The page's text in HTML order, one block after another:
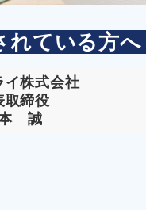
れている方へ
イ株式会社
取締役
誠